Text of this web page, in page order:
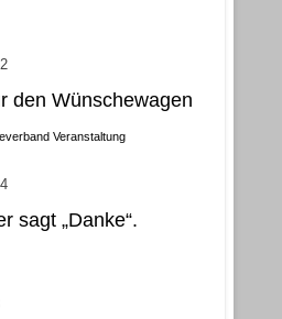
den Wünschewagen
Veranstaltung
sagt „Danke“.